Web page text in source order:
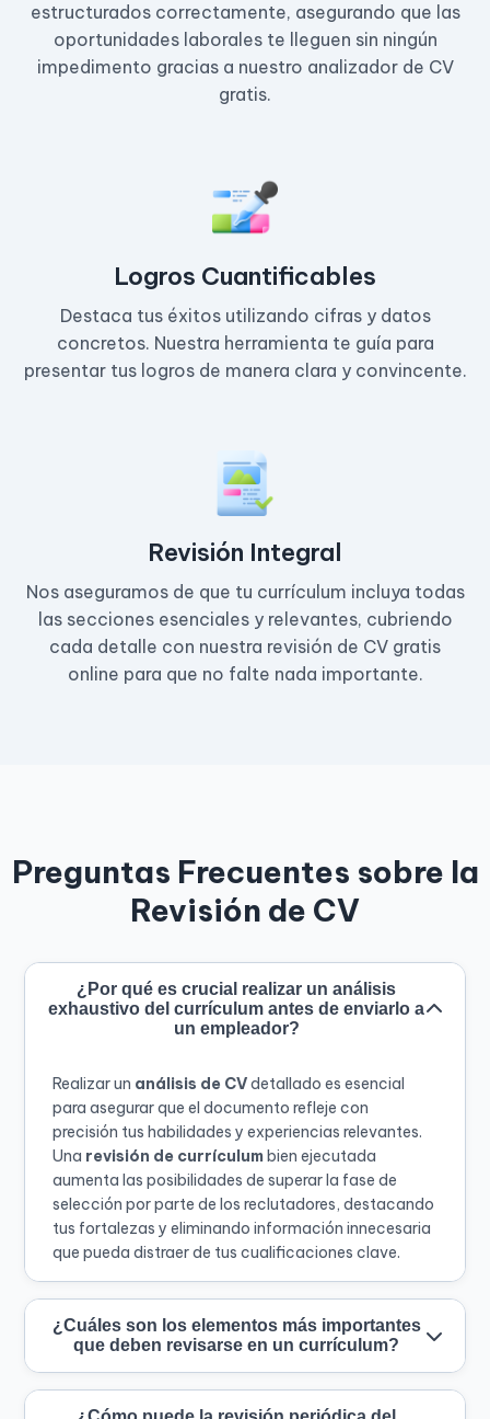
estructurados correctamente, asegurando que las
oportunidades laborales te lleguen sin ningún
impedimento gracias a nuestro analizador de CV
gratis.
Logros Cuantificables
Destaca tus éxitos utilizando cifras y datos
concretos. Nuestra herramienta te guía para
presentar tus logros de manera clara y convincente.
Revisión Integral
Nos aseguramos de que tu currículum incluya todas
las secciones esenciales y relevantes, cubriendo
cada detalle con nuestra revisión de CV gratis
online para que no falte nada importante.
Preguntas Frecuentes sobre la
Revisión de CV
¿Por qué es crucial realizar un análisis
exhaustivo del currículum antes de enviarlo a
un empleador?
Realizar un análisis de CVdetallado es esencial
para asegurar que el documento refleje con
precisión tus habilidades y experiencias relevantes.
Una revisión de currículum bien ejecutada
aumenta las posibilidades de superar la fase de
selección por parte de los reclutadores, destacando
tus fortalezas y eliminando información innecesaria
que pueda distraer de tus cualificaciones clave.
¿Cuáles son los elementos más importantes
que deben revisarse en un currículum?